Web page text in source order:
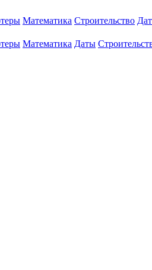
Математика Строительство
Математика Даты